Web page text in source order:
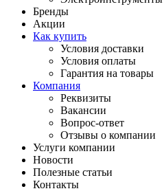
Бренды
Акции
Как купить
Условия доставки
Условия оплаты
Гарантия на товары
Компания
Реквизиты
Вакансии
Вопрос-ответ
Отзывы о компании
Услуги компании
Новости
Полезные статьи
Контакты